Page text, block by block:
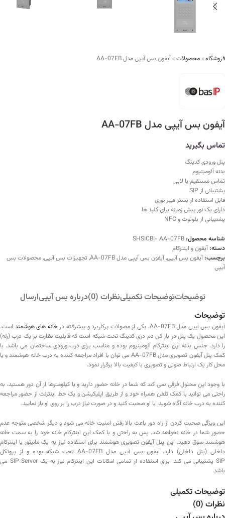
فروشگاه»محصولات»آیفون بس آیپی مدل AA-07FB
آیفون بس آیپی مدل AA-07FB
تماس بگیرید
پنل ورودی کدینگ
بدنه آلومینیوم
تماس مستقیم با لابی
پشتیبانی از SIP
قابل استفاده از بستر فیبر نوری
دارای بک نور پیش زمینه برای کلید ها
پشتیبانی از بلوتوث و NFC
شناسه محصول:SHSICBI- AA-07FB
دسته:آیفون و اینترکام
برچسب:آیفون بس آیپی,آیفون بس آیپی مدل AA-07FB , تجهیزات بس آیپی,محصولات بس
آیپی
توضیحاتتوضیحات تکمیلینظرات (0) درباره بس آیپیارسال
توضیحات
آیفون بس آیپی مدل AA-07FB، یکی از مصولات پرکاربرد و پیشرفته در خانه های هوشمند است.
این محصول یک پنل در باز کن دم دری کدینگ تحت شبکه است که قابلیت نظارت بر یک درب (رله)
را دارد. جنس بدنه این اینترکام آلومینیوم بوده و مناسب برای درب ورودی ساختمان می باشد. با
کمک پنل آیفون تصویری مدل AA-07FB می توان با افراد مراجعه کننده به درب خانه هوشمند و یا
محل کار یک ارتباط صوتی و تصویری با کیفیت بالا برقرار نمود.
با وجود این محثول فرقی نمی کند که شما در خانه حضور دارید و یا کیلومترها از آن دور هستید، به
راحتی می توانید با کمک تلفن همراه خود و از طریق اپلیکیشن و یک خط اینترنت از حضور مراجعه
کننده به درب خانه آگاه شوید، با او صحبت کنید و در صورت نیاز درب را بر روی او باز نمایید.
این ویژگی صحبت کردن از راه دور باعث بالا رفتن امنیت خانه می شود و دیگر شخصی متوجه عدم
حضور شما در خانه نخواهد شد. پس به راحتی و با کمک این اینترکام خانه خود را به سمت خانه
هوشمند سوق دهید. این پنل آیفون تصویری هوشمند برای استفاده نیاز به یک مانیتور یا اینترکام
داخلی (پنل داخلی) دارد. آیفون بس آیپی مدل AA-07FB تحت شبکه بوده و از پروتکل
SIP پشتیبانی می کند. برای استفاده از تمامی امکانات این اینترکام نیاز به یک SIP Server می
باشد.
توضیحات تکمیلی
نظرات (0)